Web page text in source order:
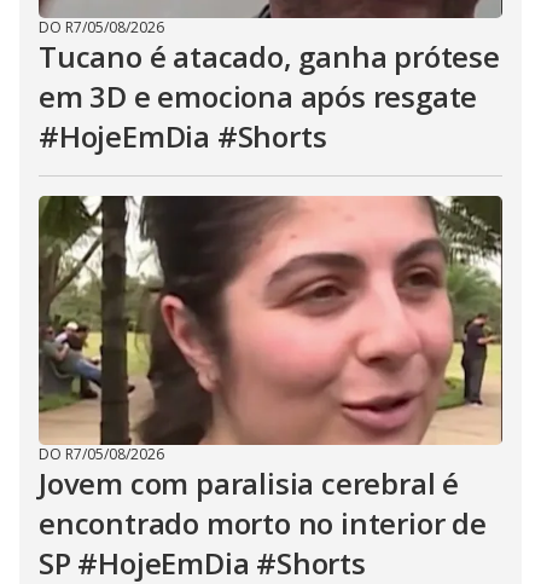
DO R7/05/08/2026
Tucano é atacado, ganha prótese
em 3D e emociona após resgate
#HojeEmDia #Shorts
DO R7/05/08/2026
Jovem com paralisia cerebral é
encontrado morto no interior de
SP #HojeEmDia #Shorts